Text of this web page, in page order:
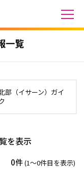
一覧
部（イサーン）ガイ
を表示
0件(1〜0件目を表示)